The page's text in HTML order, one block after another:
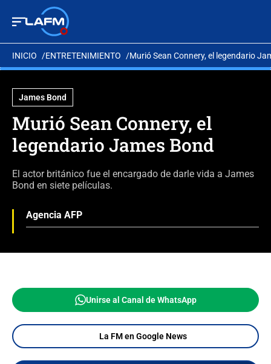
INICIO ENTRETENIMIENTO Murió Sean Connery, el legendario
James Bond
Murió Sean Connery, el
legendario James Bond
El actor británico fue el encargado de darle vida a James
Bond en siete películas.
Agencia AFP
Unirse al Canal de WhatsApp
La FM en Google News